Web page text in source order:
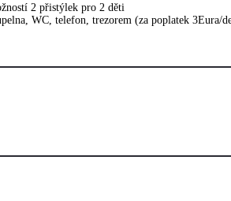
2 přistýlek pro 2 děti
WC, telefon, trezorem (za poplatek